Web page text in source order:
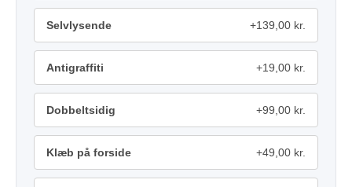
Selvlysende +139,00 kr.
Antigraffiti +19,00 kr.
Dobbeltsidig +99,00 kr.
Klæb på forside +49,00 kr.